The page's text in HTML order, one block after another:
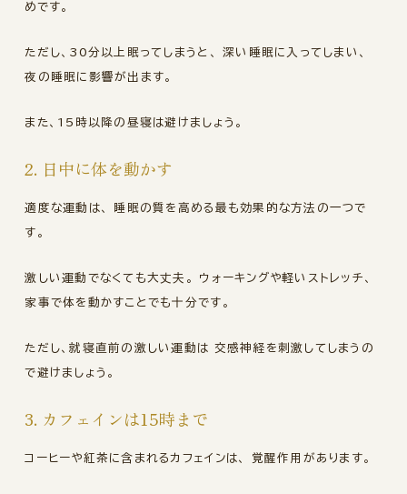
めです。
ただし、30分以上眠ってしまうと、 深い睡眠に入ってしまい、
夜の睡眠に影響が出ます。
また、15時以降の昼寝は避けましょう。
2. 日中に体を動かす
適度な運動は、 睡眠の質を高める最も効果的な方法の一つで
す。
激しい運動でなくても大丈夫。 ウォーキングや軽いストレッチ、
家事で体を動かすことでも十分です。
ただし、就寝直前の激しい運動は 交感神経を刺激してしまうの
で避けましょう。
3. カフェインは15時まで
コーヒーや紅茶に含まれるカフェインは、 覚醒作用があります。